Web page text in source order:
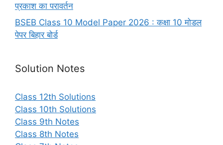
प्रकाश का परावर्तन
BSEB Class 10 Model Paper 2026 : कक्षा 10 मोडल
पेपर बिहार बोर्ड
Solution Notes
Class 12th Solutions
Class 10th Solutions
Class 9th Notes
Class 8th Notes